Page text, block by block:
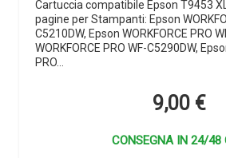
Cartuccia compatibile Epson T9453
pagine per Stampanti: Epson
C5210DW, Epson WORKFORCE PRO
WORKFORCE PRO WF-C5290DW,
PRO…
9,00 €
CONSEGNA IN 24/48